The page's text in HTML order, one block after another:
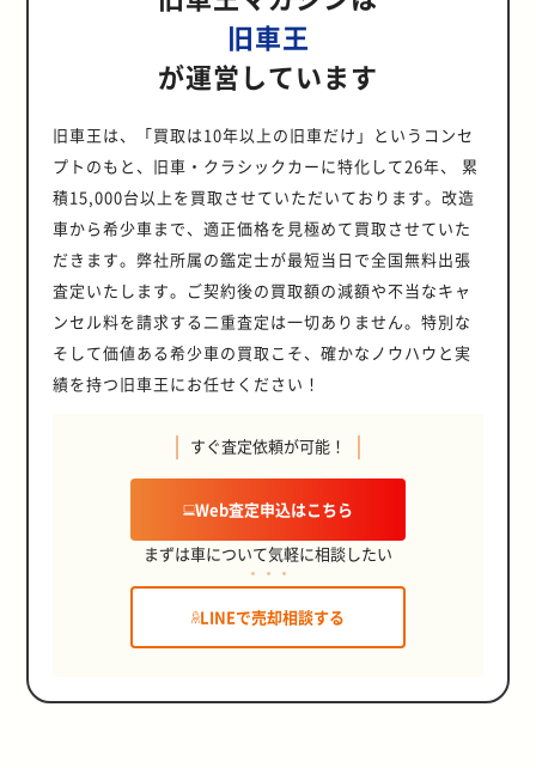
旧車王
が運営しています
旧車王は、「買取は10年以上の旧車だけ」というコンセ
プトのもと、旧車・クラシックカーに特化して26年、 累
積15,000台以上を買取させていただいております。改造
車から希少車まで、適正価格を見極めて買取させていた
だきます。弊社所属の鑑定士が最短当日で全国無料出張
査定いたします。ご契約後の買取額の減額や不当なキャ
ンセル料を請求する二重査定は一切ありません。特別な
そして価値ある希少車の買取こそ、確かなノウハウと実
績を持つ旧車王にお任せください！
すぐ査定依頼が可能！
Web査定申込はこちら
まずは車について気軽に相談したい
LINEで売却相談する